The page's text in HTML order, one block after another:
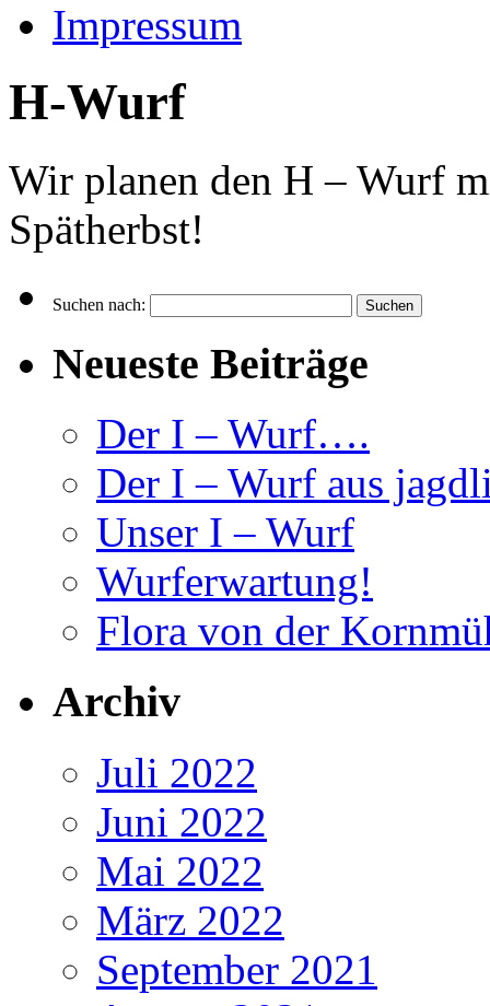
Impressum
H-Wurf
Wir planen den H – Wurf
Spätherbst!
Suchen nach:
Neueste Beiträge
Der I – Wurf….
Der I – Wurf aus
Unser I – Wurf
Wurferwartung!
Flora von der
Archiv
Juli 2022
Juni 2022
Mai 2022
März 2022
September 2021